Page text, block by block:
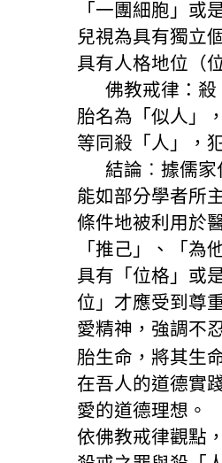
「一團細胞」或
兒視為具有獨立
具有人格地位（
佛教戒律：
胎名為「似人」
等同殺「人」，
結論︰據儒
能如部分學者所
條件地被利用於
「推己」、「為
具有「位格」或
位」才應受到尊
愛精神，強調不
胎生命，將其生
在吾人的道德實
愛的道德理想。
依佛教戒律觀點